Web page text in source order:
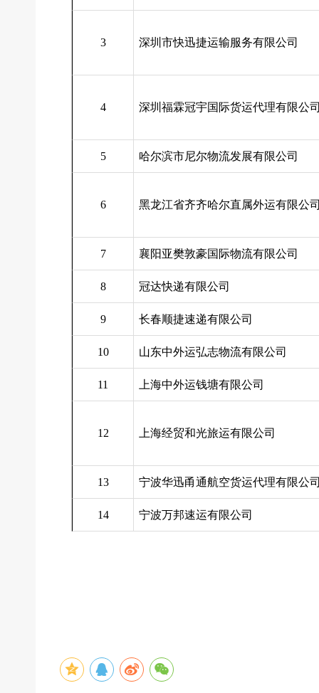
3 深圳市快迅捷运输服务有限公司
4 深圳福霖冠宇国际货运代理有限公
5 哈尔滨市尼尔物流发展有限公司
6 黑龙江省齐齐哈尔直属外运有限公
7 襄阳亚樊敦豪国际物流有限公司
8 冠达快递有限公司
9 长春顺捷速递有限公司
10 山东中外运弘志物流有限公司
11 上海中外运钱塘有限公司
12 上海经贸和光旅运有限公司
13 宁波华迅甬通航空货运代理有限公
14 宁波万邦速运有限公司